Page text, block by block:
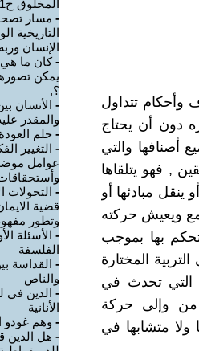
وأحكام تتداول
دون أن يحتاج
أصنافها والتي
, فهو يتلقاها
مبادئها أو
ويعيش حركته
بها بموجب
المختارة
التي تحدث في
من وإلى حركة
ولا متشابها في
المخلوق ح1
- مسار
التاريخية
الإنسان وربه
-كان ما هي
يمكن
؟,
- الأنسان
والمقدر
- حلم
- التغيير
عوامل
- التحولات
قضية
وتطور
- الأسئلة
الفلسفة
- القداسة
والناص
- الدين في
الأنانية
- وهم غودو
- هل الدين